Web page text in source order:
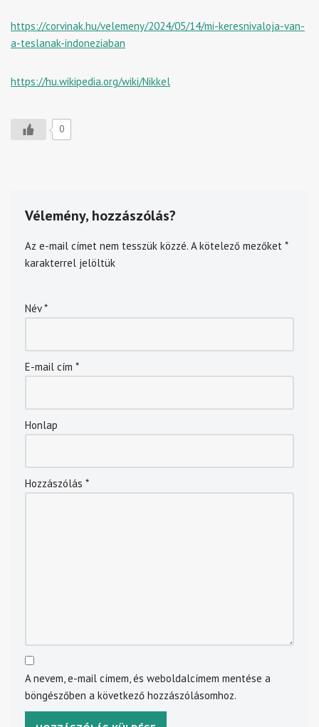
https://corvinak.hu/velemeny/2024/05/14/mi-keresnivaloja-van-
a-teslanak-indoneziaban
https://hu.wikipedia.org/wiki/Nikkel
0
Vélemény, hozzászólás?
Az e-mail címet nem tesszük közzé. A kötelező mezőket *
karakterrel jelöltük
Név*
E-mail cím *
Honlap
Hozzászólás *
A nevem, e-mail címem, és weboldalcímem mentése a
böngészőben a következő hozzászólásomhoz.